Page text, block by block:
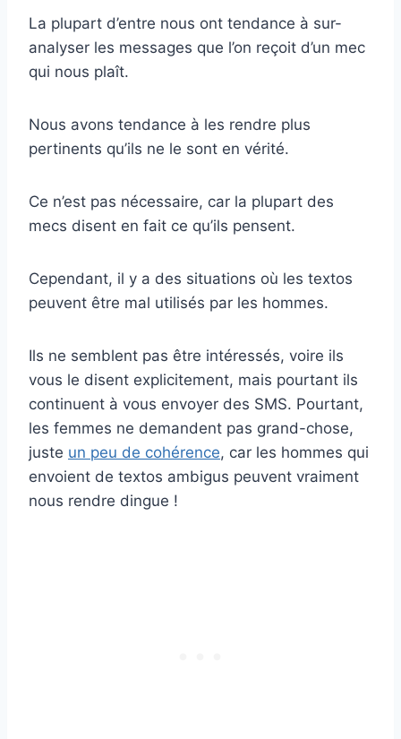
La plupart d’entre nous ont tendance à sur-
analyser les messages que l’on reçoit d’un mec
qui nous plaît.
Nous avons tendance à les rendre plus
pertinents qu’ils ne le sont en vérité.
Ce n’est pas nécessaire, car la plupart des
mecs disent en fait ce qu’ils pensent.
Cependant, il y a des situations où les textos
peuvent être mal utilisés par les hommes.
Ils ne semblent pas être intéressés, voire ils
vous le disent explicitement, mais pourtant ils
continuent à vous envoyer des SMS. Pourtant,
les femmes ne demandent pas grand-chose,
juste un peu de cohérence, car les hommes qui
envoient de textos ambigus peuvent vraiment
nous rendre dingue !